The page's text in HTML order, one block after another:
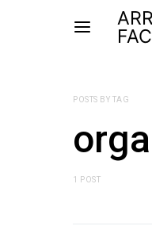
POSTS BY TAG
1 POST